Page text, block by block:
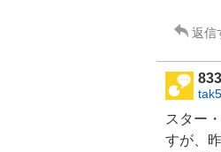
返信
833
スター
すが、